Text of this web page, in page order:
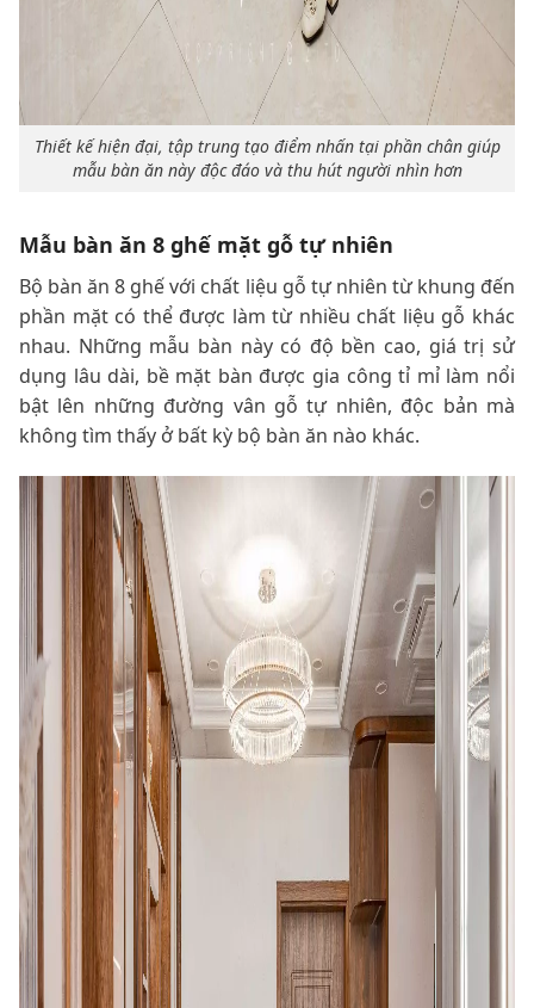
Thiết kế hiện đại, tập trung tạo điểm nhấn tại phần chân giúp
mẫu bàn ăn này độc đáo và thu hút người nhìn hơn
Mẫu bàn ăn 8 ghế mặt gỗ tự nhiên
Bộ bàn ăn 8 ghế với chất liệu gỗ tự nhiên từ khung đến
phần mặt có thể được làm từ nhiều chất liệu gỗ khác
nhau. Những mẫu bàn này có độ bền cao, giá trị sử
dụng lâu dài, bề mặt bàn được gia công tỉ mỉ làm nổi
bật lên những đường vân gỗ tự nhiên, độc bản mà
không tìm thấy ở bất kỳ bộ bàn ăn nào khác.